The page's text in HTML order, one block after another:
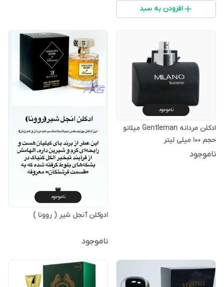
افزودن به سبد
ناموجود
ادکلن مردانه Gentleman میلانو
حجم 100 میلی لیتر
ناموجود
ناموجود
ادوکلن آنجل شیر ( روونا )
ناموجود